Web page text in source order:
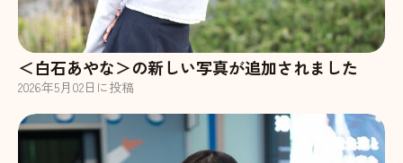
＜白石あやな＞の新しい写真が追加されました
2026年5月 02日に投稿